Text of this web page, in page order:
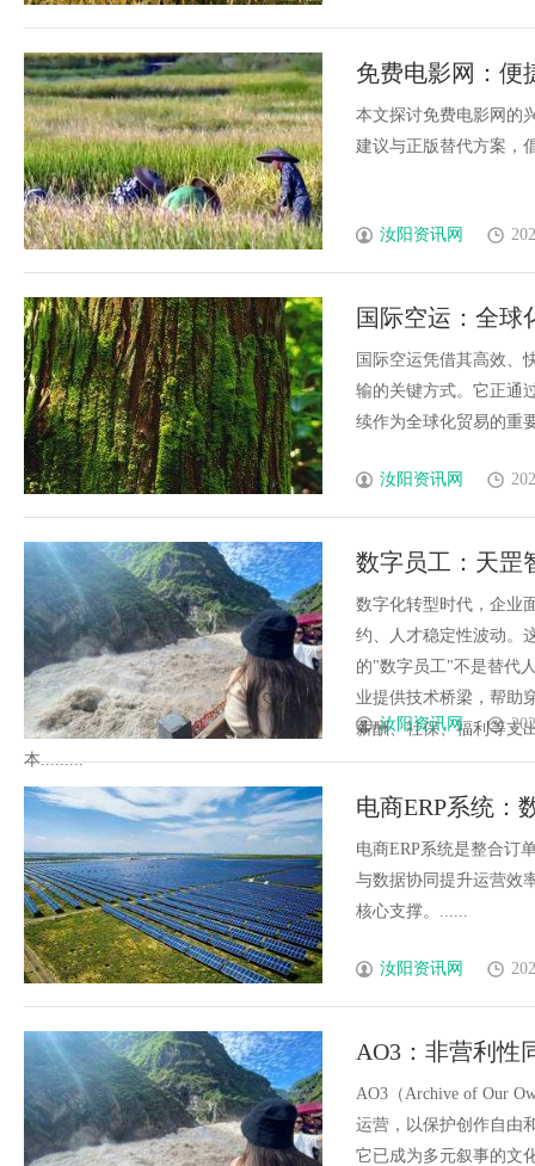
免费电影网：便
本文探讨免费电影网的
建议与正版替代方案，
汝阳资讯网
国际空运：全球
国际空运凭借其高效、
输的关键方式。它正通
续作为全球化贸易的重
汝阳资讯网
数字员工：天罡
数字化转型时代，企业
约、人才稳定性波动。
的"数字员工"不是替代
业提供技术桥梁，帮助
薪酬、社保、福利等支
本.........
汝阳资讯网
电商ERP系统：
电商ERP系统是整合订
与数据协同提升运营效
核心支撑。......
汝阳资讯网
AO3：非营利性
AO3（Archive of Our
运营，以保护创作自由
它已成为多元叙事的文